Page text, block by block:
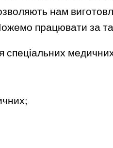
нам
працювати за